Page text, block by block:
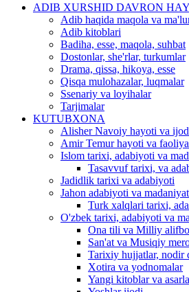
ADIB XURSHID DAVRON
Adib haqida maqola va
Adib kitoblari
Badiha, esse, maqola, suhbat
Dostonlar, she'rlar, turkumlar
Drama, qissa, hikoya, esse
Qisqa mulohazalar, luqmalar
Ssenariy va loyihalar
Tarjimalar
KUTUBXONA
Alisher Navoiy hayoti va
Amir Temur hayoti va
Islom tarixi, adabiyoti va
Tasavvuf tarixi, va
Jadidlik tarixi va adabiyoti
Jahon adabiyoti va
Turk xalqlari tarixi,
O'zbek tarixi, adabiyoti va
Ona tili va Milliy alifbo
San'at va Musiqiy
Tarixiy hujjatlar, nodir
Xotira va yodnomalar
Yangi kitoblar va